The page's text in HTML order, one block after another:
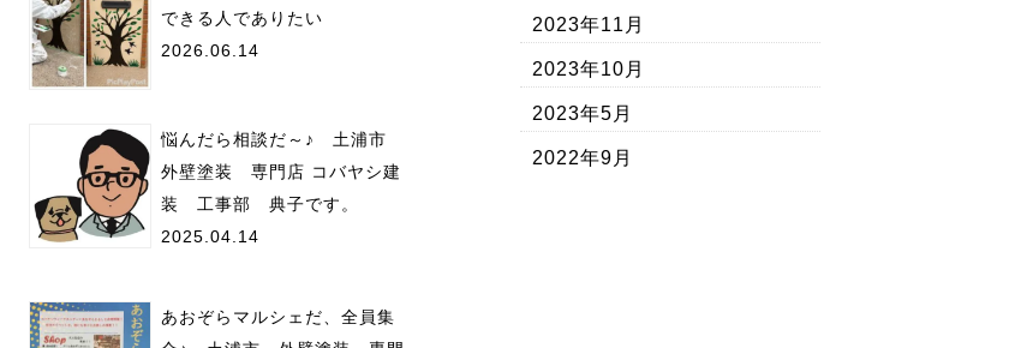
できる人でありたい
2026.06.14
悩んだら相談だ～♪ 土浦市
外壁塗装 専門店 コバヤシ建
装 工事部 典子です。
2025.04.14
あおぞらマルシェだ、全員集
2023年11月
2023年10月
2023年5月
2022年9月